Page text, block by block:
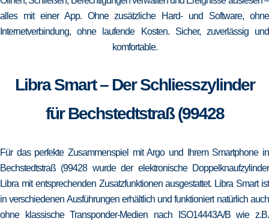
alles mit einer App. Ohne zusätzliche Hard- und Software, ohne
Internetverbindung, ohne laufende Kosten. Sicher, zuverlässig und
komfortable.
Libra Smart – Der Schliesszylinder
für Bechstedtstraß (99428
Für das perfekte Zusammenspiel mit Argo und Ihrem Smartphone in
Bechstedtstraß (99428 wurde der elektronische Doppelknaufzylinder
Libra mit entsprechenden Zusatzfunktionen ausgestattet. Libra Smart ist
in verschiedenen Ausführungen erhältlich und funktioniert natürlich auch
ohne klassische Transponder-Medien nach ISO14443A/B wie z.B.